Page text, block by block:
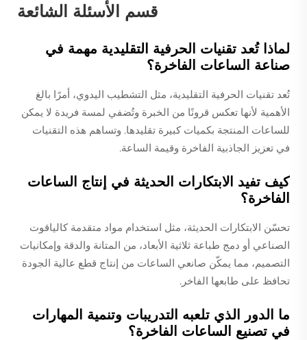
قسم الأسئلة الشائعة
لماذا تُعد تقنيات الحرفية التقليدية مهمة في
صناعة الساعات الفاخرة؟
تُعد تقنيات الحرفية التقليدية، مثل التشطيب اليدوي، أمرًا بالغ
الأهمية لأنها تعكس قرونًا من الخبرة وتُضفي لمسة فريدة لا يمكن
للساعات المنتجة بكميات كبيرة تقليدها. وتساهم هذه التقنيات
في تعزيز الجاذبية الفاخرة وقيمة الساعة.
كيف تفيد الابتكارات الحديثة في إنتاج الساعات
الفاخرة؟
تحسّن الابتكارات الحديثة، مثل استخدام مواد متقدمة كالياقوت
الصناعي أو دمج طباعة ثلاثية الأبعاد، من المتانة والدقة وإمكانيات
التصميم، مما يمكّن صانعي الساعات من إنتاج قطع عالية الجودة
تحافظ على طابعها الفاخر.
ما الدور الذي تلعبه التدريبات وتنمية المهارات
في تصنيع الساعات الفاخرة؟